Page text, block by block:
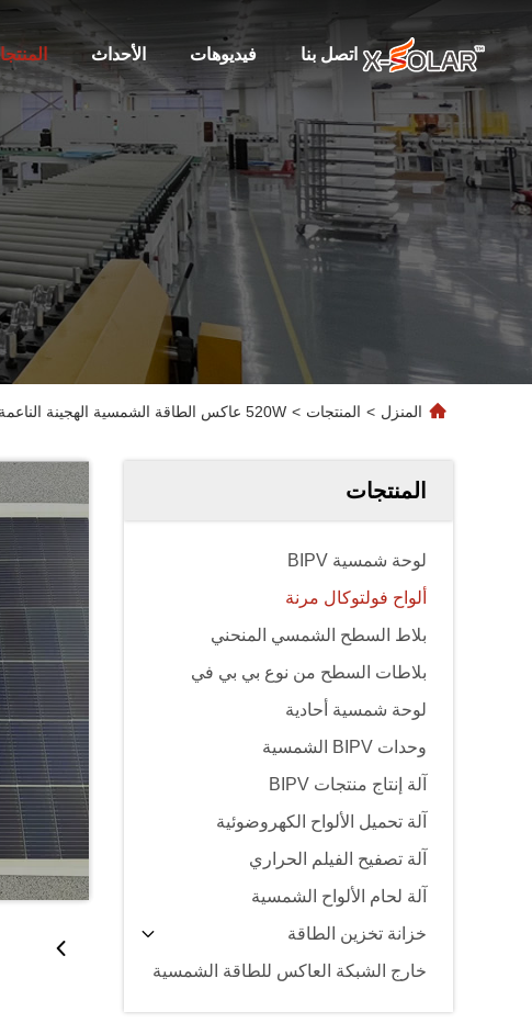
الأحداث فيديوهات اتصل بنا
المنزل > المنتجات > 520W عاكس الطاقة الشمسية الهجينة الناعمة وحدة BIPV الطاقة الشمسية الضوئية مع نطاق تحمل الطاقة من 0-5W والتركيب السهل
المنتجات
لوحة شمسية BIPV
ألواح فولتوكال مرنة
بلاط السطح الشمسي المنحني
بلاطات السطح من نوع بي بي في
لوحة شمسية أحادية
وحدات BIPV الشمسية
آلة إنتاج منتجات BIPV
آلة تحميل الألواح الكهروضوئية
آلة تصفيح الفيلم الحراري
آلة لحام الألواح الشمسية
خزانة تخزين الطاقة
خارج الشبكة العاكس للطاقة الشمسية